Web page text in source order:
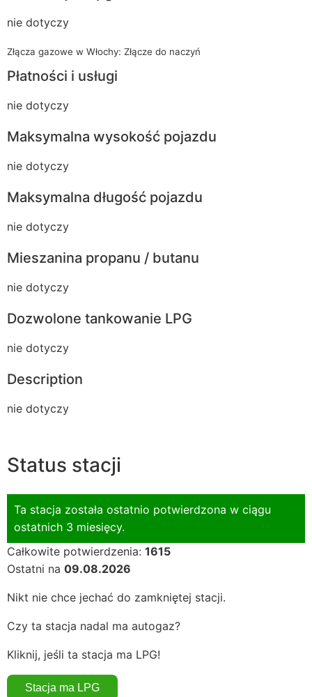
nie dotyczy
Złącza gazowe w Włochy: Złącze do naczyń
Płatności i usługi
nie dotyczy
Maksymalna wysokość pojazdu
nie dotyczy
Maksymalna długość pojazdu
nie dotyczy
Mieszanina propanu / butanu
nie dotyczy
Dozwolone tankowanie LPG
nie dotyczy
Description
nie dotyczy
Status stacji
Ta stacja została ostatnio potwierdzona w ciągu
ostatnich 3 miesięcy.
Całkowite potwierdzenia: 1615
Ostatni na 09.08.2026
Nikt nie chce jechać do zamkniętej stacji.
Czy ta stacja nadal ma autogaz?
Kliknij, jeśli ta stacja ma LPG!